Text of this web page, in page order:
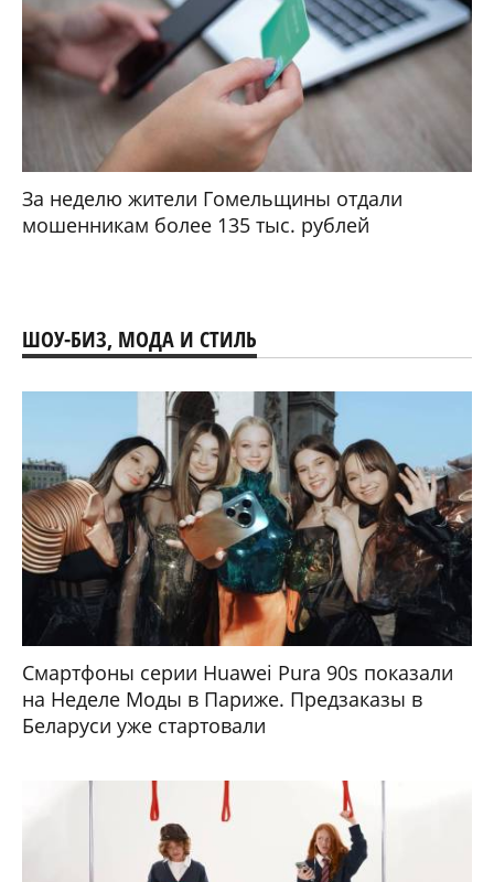
За неделю жители Гомельщины отдали
мошенникам более 135 тыс. рублей
ШОУ-БИЗ, МОДА И СТИЛЬ
Смартфоны серии Huawei Pura 90s показали
на Неделе Моды в Париже. Предзаказы в
Беларуси уже стартовали